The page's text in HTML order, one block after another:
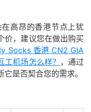
高昂的香港节点上犹
价，建议您在做出购买
Socks 香港 CN2 GIA
机场怎么样？ ，通过
是否契合您的需求。